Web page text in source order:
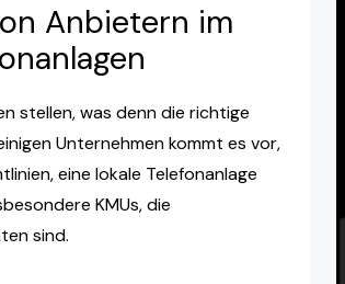
Anbietern im
stellen, was denn die richtige
Unternehmen kommt es vor,
eine lokale Telefonanlage
KMUs, die
sind.